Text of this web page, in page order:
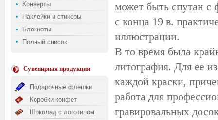
Конверты
Наклейки и стикеры
Блокноты
Полный список
Сувенирная продукция
Подарочные флешки
Коробки конфет
Шоколад с логотипом
может быть спутан с
с конца 19 в.
иллюстрации.
В то время была
литография. Для ее
каждой краски,
работа для
гравировальных